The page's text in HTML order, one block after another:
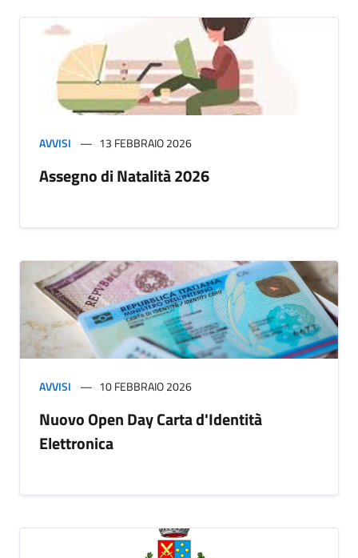
AVVISI 13 FEBBRAIO 2026
Assegno di Natalità 2026
AVVISI 10 FEBBRAIO 2026
Nuovo Open Day Carta d'Identità
Elettronica